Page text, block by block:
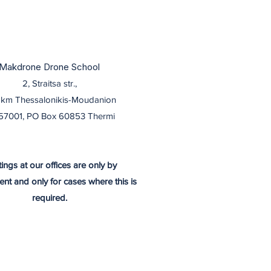
Makdrone Drone School
2, Straitsa str.,
km Thessalonikis-Moudanion
PO Box 60853 Thermi
at our offices are only by
and only for cases where this is
required.